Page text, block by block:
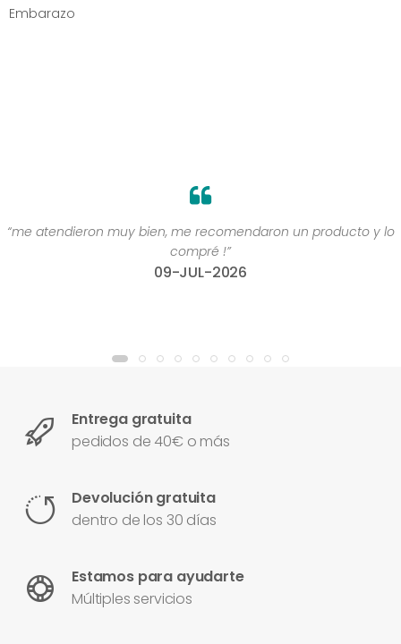
Embarazo
y lo “Gracias por estar”
07-AGO-2026
Entrega gratuita
pedidos de 40€ o más
Devolución gratuita
dentro de los 30 días
Estamos para ayudarte
Múltiples servicios